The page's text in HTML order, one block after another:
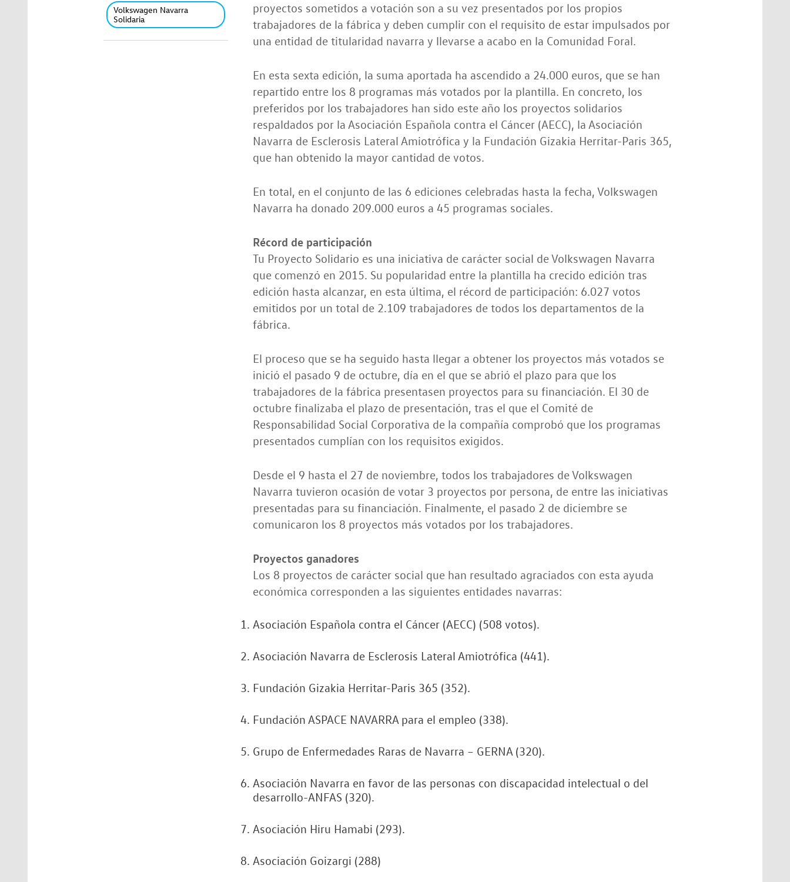
Volkswagen Navarra
Solidaria
proyectos sometidos a votación son a su vez presentados por los propios
trabajadores de la fábrica y deben cumplir con el requisito de estar impulsados por
una entidad de titularidad navarra y llevarse a acabo en la Comunidad Foral.
En esta sexta edición, la suma aportada ha ascendido a 24.000 euros, que se han
repartido entre los 8 programas más votados por la plantilla. En concreto, los
preferidos por los trabajadores han sido este año los proyectos solidarios
respaldados por la Asociación Española contra el Cáncer (AECC), la Asociación
Navarra de Esclerosis Lateral Amiotrófica y la Fundación Gizakia Herritar-Paris 365,
que han obtenido la mayor cantidad de votos.
En total, en el conjunto de las 6 ediciones celebradas hasta la fecha, Volkswagen
Navarra ha donado 209.000 euros a 45 programas sociales.
Récord de participación
Tu Proyecto Solidario es una iniciativa de carácter social de Volkswagen Navarra
que comenzó en 2015. Su popularidad entre la plantilla ha crecido edición tras
edición hasta alcanzar, en esta última, el récord de participación: 6.027 votos
emitidos por un total de 2.109 trabajadores de todos los departamentos de la
fábrica.
El proceso que se ha seguido hasta llegar a obtener los proyectos más votados se
inició el pasado 9 de octubre, día en el que se abrió el plazo para que los
trabajadores de la fábrica presentasen proyectos para su financiación. El 30 de
octubre finalizaba el plazo de presentación, tras el que el Comité de
Responsabilidad Social Corporativa de la compañía comprobó que los programas
presentados cumplían con los requisitos exigidos.
Desde el 9 hasta el 27 de noviembre, todos los trabajadores de Volkswagen
Navarra tuvieron ocasión de votar 3 proyectos por persona, de entre las iniciativas
presentadas para su financiación. Finalmente, el pasado 2 de diciembre se
comunicaron los 8 proyectos más votados por los trabajadores.
Proyectos ganadores
Los 8 proyectos de carácter social que han resultado agraciados con esta ayuda
económica corresponden a las siguientes entidades navarras:
Asociación Española contra el Cáncer (AECC) (508 votos).
Asociación Navarra de Esclerosis Lateral Amiotrófica (441).
Fundación Gizakia Herritar-Paris 365 (352).
Fundación ASPACE NAVARRA para el empleo (338).
Grupo de Enfermedades Raras de Navarra – GERNA (320).
Asociación Navarra en favor de las personas con discapacidad intelectual o del
desarrollo-ANFAS (320).
Asociación Hiru Hamabi (293).
Asociación Goizargi (288)